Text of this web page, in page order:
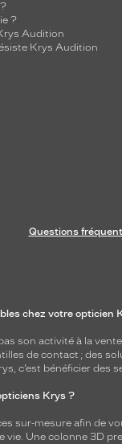
?
Audition
Krys Audition
Questions
chez votre opticien
son activité à la
de contact ; des
c’est bénéficier
Krys ?
sur-mesure afin de
vie. Une colonne 3D